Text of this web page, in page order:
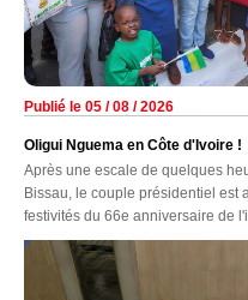
Publié le 05 / 08 / 2026
Oligui Nguema en Côte d'Ivoire !
Après une escale de quelques
Bissau, le couple présidentiel est
festivités du 66e anniversaire de
l'Ouest.